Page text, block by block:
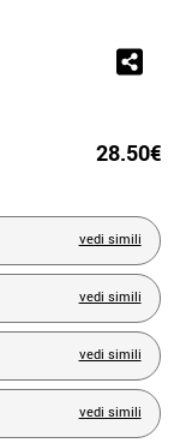
28.50€
vedi simili
vedi simili
vedi simili
vedi simili